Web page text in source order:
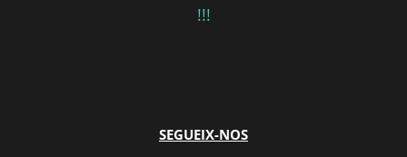
!!!
SEGUEIX-NOS